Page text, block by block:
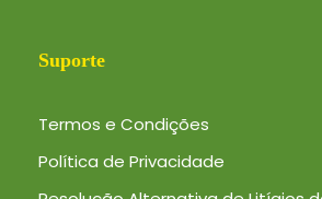
Suporte
Termos e Condições
Política de Privacidade